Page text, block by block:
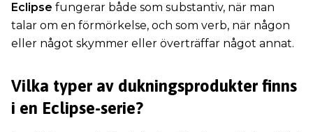
Eclipse fungerar både som substantiv, när man
talar om en förmörkelse, och som verb, när någon
eller något skymmer eller överträffar något annat.
Vilka typer av dukningsprodukter finns
i en Eclipse-serie?